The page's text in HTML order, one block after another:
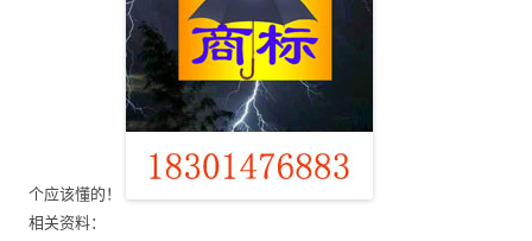
个应该懂的！
相关资料：